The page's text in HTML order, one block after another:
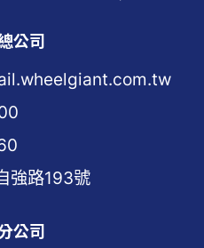
公司
強路193號
公司